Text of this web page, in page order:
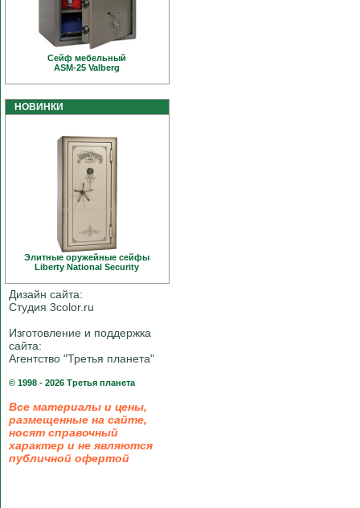
Сейф мебельный
ASM-25 Valberg
НОВИНКИ
Элитные оружейные сейфы
Liberty National Security
Дизайн сайта:
Студия 3color.ru
Изготовление и поддержка
сайта:
Агентство "Третья планета"
© 1998 - 2026 Третья планета
Все материалы и цены,
размещенные на сайте,
носят справочный
характер и не являются
публичной офертой